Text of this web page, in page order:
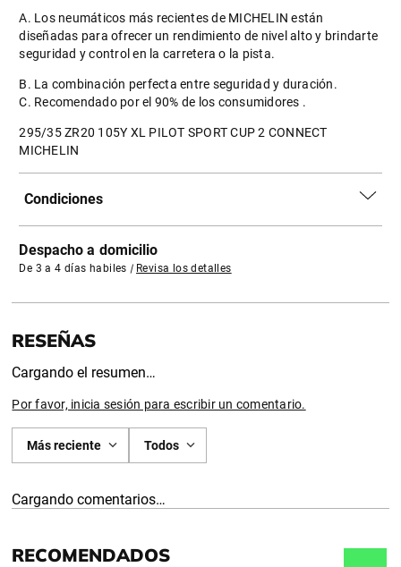
A. Los neumáticos más recientes de MICHELIN están
diseñadas para ofrecer un rendimiento de nivel alto y brindarte
seguridad y control en la carretera o la pista.
B. La combinación perfecta entre seguridad y duración.
C. Recomendado por el 90% de los consumidores .
295/35 ZR20 105Y XL PILOT SPORT CUP 2 CONNECT
MICHELIN
Condiciones
Despacho a domicilio
De 3 a 4 días habiles | Revisa los detalles
Cargando el resumen…
Por favor, inicia sesión para escribir un comentario.
Más reciente Todos
Cargando comentarios…
RECOMENDADOS